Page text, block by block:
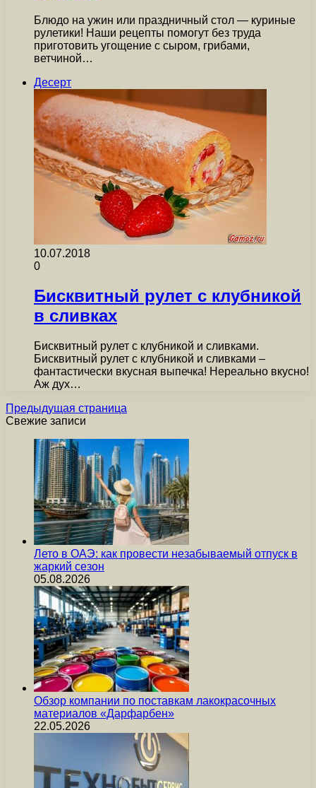
Блюдо на ужин или праздничный стол — куриные
рулетики! Наши рецепты помогут без труда
приготовить угощение с сыром, грибами,
ветчиной…
Десерт
10.07.2018
0
Бисквитный рулет с клубникой
в сливках
Бисквитный рулет с клубникой и сливками.
Бисквитный рулет с клубникой и сливками –
фантастически вкусная выпечка! Нереально вкусно!
Аж дух…
Предыдущая страница
Свежие записи
Лето в ОАЭ: как провести незабываемый отпуск в
жаркий сезон
05.08.2026
Обзор компании по поставкам лакокрасочных
материалов «Дарфарбен»
22.05.2026